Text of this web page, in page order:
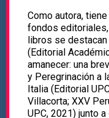
Como autora,
fondos
libros se
(Editorial
amanecer: una
y Peregrinación a
Italia (Editorial
Villacorta; XXV
UPC, 2021) junto